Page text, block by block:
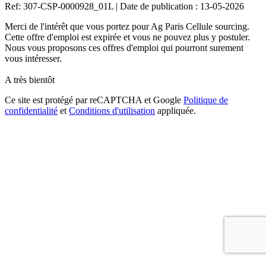
Ref: 307-CSP-0000928_01L | Date de publication : 13-05-2026
Merci de l'intérêt que vous portez pour Ag Paris Cellule sourcing.
Cette offre d'emploi est expirée et vous ne pouvez plus y postuler.
Nous vous proposons ces offres d'emploi qui pourront surement
vous intéresser.
A très bientôt
Ce site est protégé par reCAPTCHA et Google Politique de
confidentialité et Conditions d'utilisation appliquée.